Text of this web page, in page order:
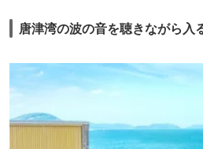
来年の宿泊したいと思いました。
貸切風呂だけ行きました。
唐津湾の波の音を聴きながら入